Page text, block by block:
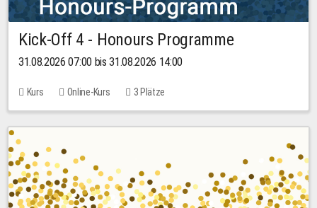
Kick-Off 4 - Honours Programme
31.08.2026 07:00 bis 31.08.2026 14:00
Kurs Online-Kurs 3 Plätze